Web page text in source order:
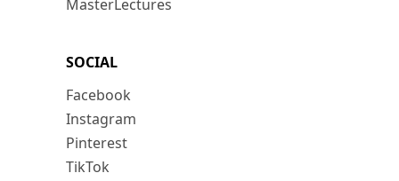
MasterLectures
SOCIAL
Facebook
Instagram
Pinterest
TikTok